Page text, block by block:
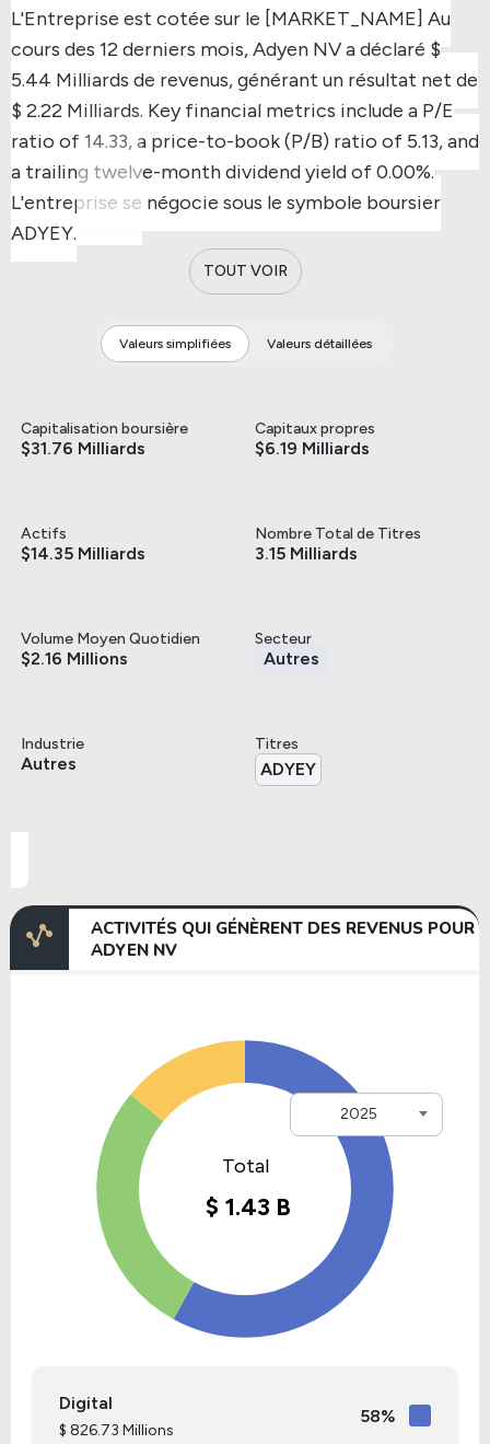
L'Entreprise est cotée sur le [MARKET_NAME] Au
cours des 12 derniers mois, Adyen NV a déclaré $
5.44 Milliards de revenus, générant un résultat net de
$ 2.22 Milliards. Key financial metrics include a P/E
ratio of 14.33, a price-to-book (P/B) ratio of 5.13, and
a trailing twelve-month dividend yield of 0.00%.
L'entreprise se négocie sous le symbole boursier
ADYEY.
TOUT VOIR
Valeurs simplifiées Valeurs détaillées
Capitalisation boursière
$31.76 Milliards
Capitaux propres
$6.19 Milliards
Actifs
$14.35 Milliards
Nombre Total de Titres
3.15 Milliards
Volume Moyen Quotidien
$2.16 Millions
Secteur
Autres
Industrie
Autres
Titres
ADYEY
ACTIVITÉS QUI GÉNÈRENT DES REVENUS POUR
ADYEN NV
2025
Digital
$ 826.73 Millions
58%